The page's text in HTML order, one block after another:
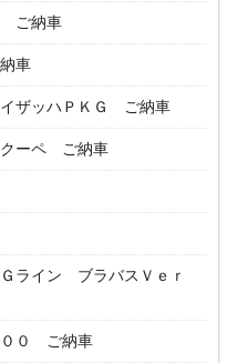
ご納車
車
ザッハＰＫＧ ご納車
ーペ ご納車
ライン ブラバスＶｅｒ
００ ご納車